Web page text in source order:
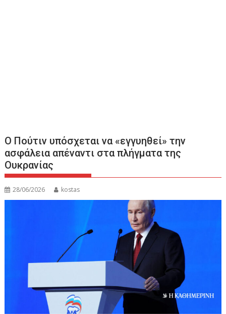
Ο Πούτιν υπόσχεται να «εγγυηθεί» την
ασφάλεια απέναντι στα πλήγματα της
Ουκρανίας
28/06/2026 kostas